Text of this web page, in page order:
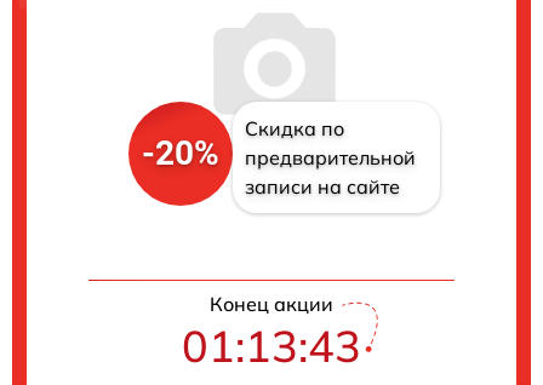
-20%
Скидка по
предварительной
записи на сайте
Конец акции
01:13:42